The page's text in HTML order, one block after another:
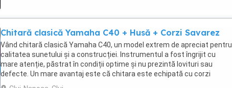
Chitară clasică Yamaha C40 + Husă + Corzi Savarez
Vând chitară clasică Yamaha C40, un model extrem de apreciat pentru
calitatea sunetului și a construcției. Instrumentul a fost îngrijit cu
mare atenție, păstrat în condiții optime și nu prezintă lovituri sau
defecte. Un mare avantaj este că chitara este echipată cu corzi
premium Savarez, ceea ce îi ...